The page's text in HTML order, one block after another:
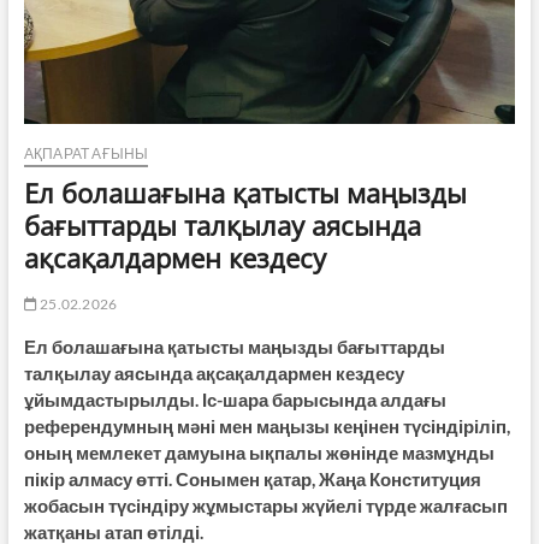
АҚПАРАТ АҒЫНЫ
Ел болашағына қатысты маңызды
бағыттарды талқылау аясында
ақсақалдармен кездесу
25.02.2026
Ел болашағына қатысты маңызды бағыттарды
талқылау аясында ақсақалдармен кездесу
ұйымдастырылды. Іс-шара барысында алдағы
референдумның мәні мен маңызы кеңінен түсіндіріліп,
оның мемлекет дамуына ықпалы жөнінде мазмұнды
пікір алмасу өтті. Сонымен қатар, Жаңа Конституция
жобасын түсіндіру жұмыстары жүйелі түрде жалғасып
жатқаны атап өтілді.